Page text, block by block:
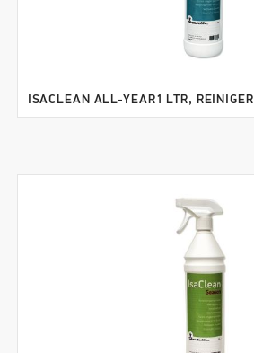
ISACLEAN ALL-YEAR1 LTR, REINIGER